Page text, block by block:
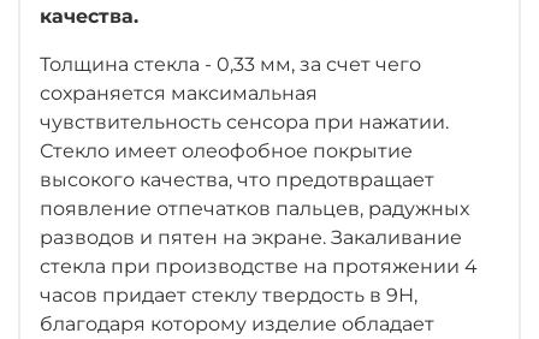
качества.
Толщина стекла - 0,33 мм, за счет чего
сохраняется максимальная
чувствительность сенсора при нажатии.
Стекло имеет олеофобное покрытие
высокого качества, что предотвращает
появление отпечатков пальцев, радужных
разводов и пятен на экране. Закаливание
стекла при производстве на протяжении 4
часов придает стеклу твердость в 9Н,
благодаря которому изделие обладает